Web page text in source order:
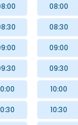
08:00
08:30
09:00
09:30
10:00
10:30